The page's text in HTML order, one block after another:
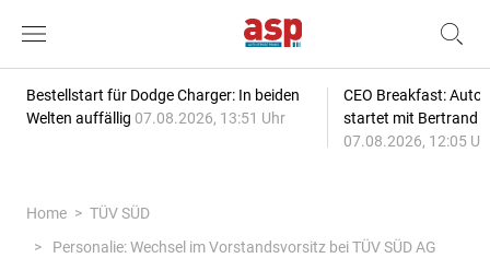
Bestellstart für Dodge Charger: In beiden
Welten auffällig 07.08.2026, 13:51 Uhr
CEO Breakfast:
startet mit Bertrand
07.08.2026, 12:05
Home
TÜV SÜD
Personalie: Wechsel im Vorstandsvorsitz bei TÜV SÜD AG